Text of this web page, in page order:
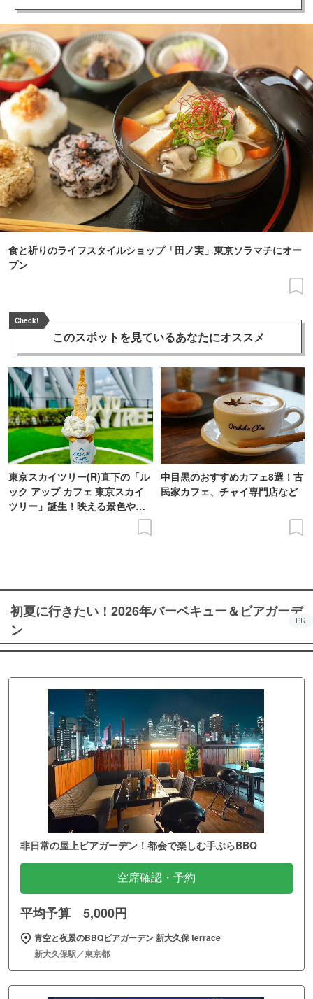
食と祈りのライフスタイルショップ「田ノ実」東京ソラマチにオー
プン
Check!
このスポットを見ているあなたにオススメ
東京スカイツリー(R)直下の「ル
ック アップ カフェ 東京スカイ
ツリー」誕生！映える景色やメ
中目黒のおすすめカフェ8選！古
民家カフェ、チャイ専門店など
初夏に行きたい！2026年バーベキュー＆ビアガーデ
ン
PR
非日常の屋上ビアガーデン！都会で楽しむ手ぶらBBQ
空席確認・予約
平均予算 5,000円
青空と夜景のBBQビアガーデン 新大久保 terrace
新大久保駅／東京都